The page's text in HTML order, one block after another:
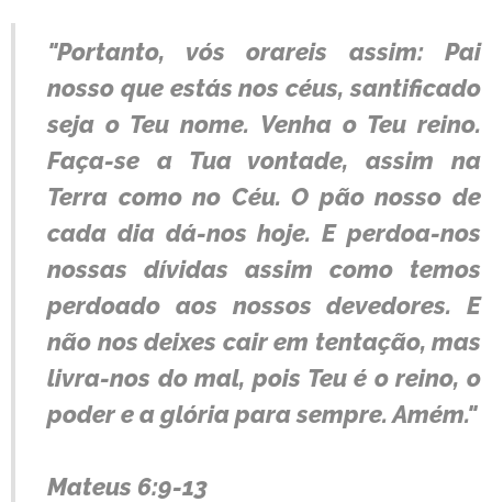
"Portanto, vós orareis assim: Pai
nosso que estás nos céus, santificado
seja o Teu nome. Venha o Teu reino.
Faça-se a Tua vontade, assim na
Terra como no Céu. O pão nosso de
cada dia dá-nos hoje. E perdoa-nos
nossas dívidas assim como temos
perdoado aos nossos devedores. E
não nos deixes cair em tentação, mas
livra-nos do mal, pois Teu é o reino, o
poder e a glória para sempre. Amém."
Mateus 6:9-13